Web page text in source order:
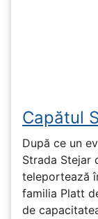
Capătul
După ce un
Strada Stejar
teleportează
familia Platt
de